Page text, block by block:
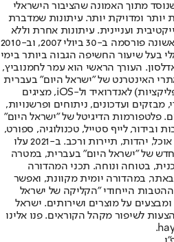
מתוך האמונה שהציבור הישראלי
יותר ומדויקת יותר. עיתונות שמדברת
ועניינית. עיתונות אחרת וללא
תשלום. המהדורה המודפסת הראשונה פורסמה ב-30 ביולי 2007, וב-2010
בעל שיעור החשיפה הגבוה ביותר בימי
העורך הראשי הוא עמר לחמנוביץ,
האינטרנט של "ישראל היום" בעברית
ובאנגלית, כמו כן היישומונים (אפליקציות) לאנדרואיד ול-iOS, מציגים
ועדכונים, ניתוחים ופרשנויות,
פלטפורמות הדיגיטל של "ישראל היום"
ובידור, לייף סטייל, טכנולוגיה, ספורט,
כלכלה וצרכנות, בריאות, חיילים, אוכל, יהדות, תיירות ורכב. ב-2021 עלו
של "ישראל היום" בעברית, במטרה
בטוחה ונוחה. תכני המהדורה
במהדורה יומית מקוונת, ואפשר
ההטבות הייחודי "הקליקה של ישראל
על מוצרים ושירותים. ישראל
לשיפור מקהל הקוראים. פנו אלינו